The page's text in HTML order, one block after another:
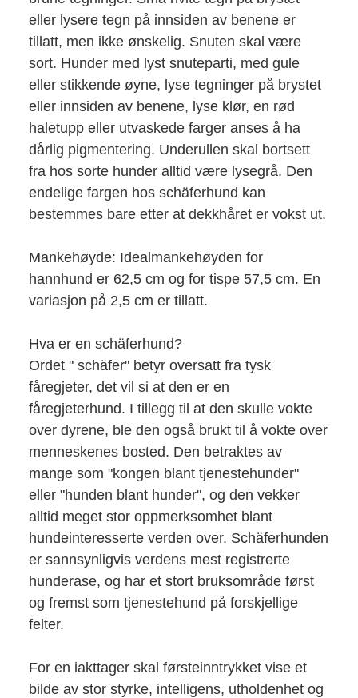
eller lysere tegn på innsiden av benene er
tillatt, men ikke ønskelig. Snuten skal være
sort. Hunder med lyst snuteparti, med gule
eller stikkende øyne, lyse tegninger på brystet
eller innsiden av benene, lyse klør, en rød
haletupp eller utvaskede farger anses å ha
dårlig pigmentering. Underullen skal bortsett
fra hos sorte hunder alltid være lysegrå. Den
endelige fargen hos schäferhund kan
bestemmes bare etter at dekkhåret er vokst ut.
Mankehøyde: Idealmankehøyden for
hannhund er 62,5 cm og for tispe 57,5 cm. En
variasjon på 2,5 cm er tillatt.
Hva er en schäferhund?
Ordet " schäfer" betyr oversatt fra tysk
fåregjeter, det vil si at den er en
fåregjeterhund. I tillegg til at den skulle vokte
over dyrene, ble den også brukt til å vokte over
menneskenes bosted. Den betraktes av
mange som "kongen blant tjenestehunder"
eller "hunden blant hunder", og den vekker
alltid meget stor oppmerksomhet blant
hundeinteresserte verden over. Schäferhunden
er sannsynligvis verdens mest registrerte
hunderase, og har et stort bruksområde først
og fremst som tjenestehund på forskjellige
felter.
For en iakttager skal førsteinntrykket vise et
bilde av stor styrke, intelligens, utholdenhet og